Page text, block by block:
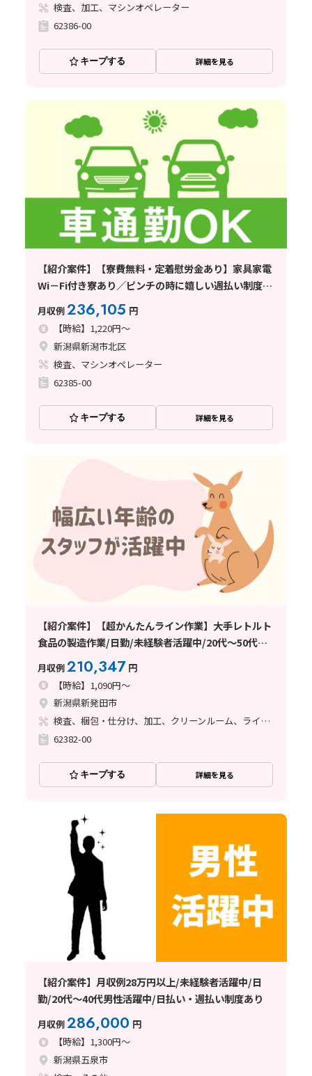
検査、加工、マシンオペレーター
62386-00
キープする 詳細を見る
【紹介案件】【寮費無料・定着慰労金あり】家具家電
Wi－Fi付き寮あり／ピンチの時に嬉しい週払い制度あ
り／未経験者歓迎／各種手当あり
月収例236,105 円
【時給】1,220円～
新潟県新潟市北区
検査、マシンオペレーター
62385-00
キープする 詳細を見る
【紹介案件】【超かんたんライン作業】大手レトルト
食品の製造作業/日勤/未経験者活躍中/20代～50代活
躍中/長期連休あり/日払い・週払い制度あり/交通費支
給あり
月収例210,347 円
【時給】1,090円～
新潟県新発田市
検査、梱包・仕分け、加工、クリーンルーム、ライン作業
62382-00
キープする 詳細を見る
【紹介案件】月収例28万円以上/未経験者活躍中/日
勤/20代～40代男性活躍中/日払い・週払い制度あり
月収例286,000 円
【時給】1,300円～
新潟県五泉市